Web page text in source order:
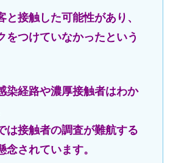
と接触した可能性があり、
をつけていなかったという
染経路や濃厚接触者はわか
は接触者の調査が難航する
念されています。